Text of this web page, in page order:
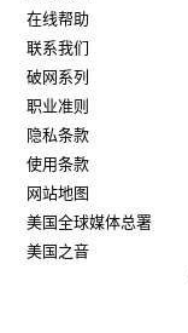
在线帮助
联系我们
破网系列
职业准则
隐私条款
使用条款
网站地图
美国全球媒体总署
美国之音